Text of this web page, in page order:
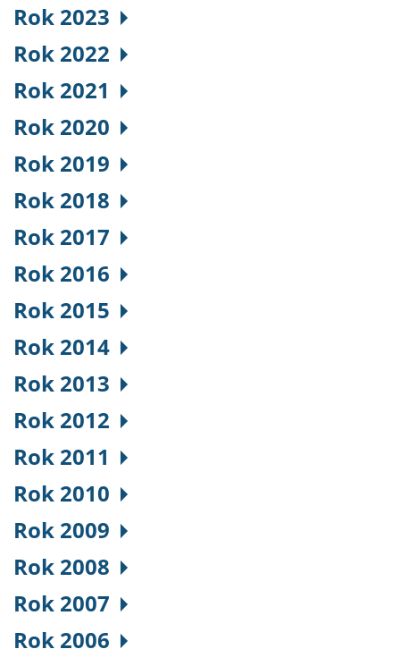
Rok 2023
Rok 2022
Rok 2021
Rok 2020
Rok 2019
Rok 2018
Rok 2017
Rok 2016
Rok 2015
Rok 2014
Rok 2013
Rok 2012
Rok 2011
Rok 2010
Rok 2009
Rok 2008
Rok 2007
Rok 2006